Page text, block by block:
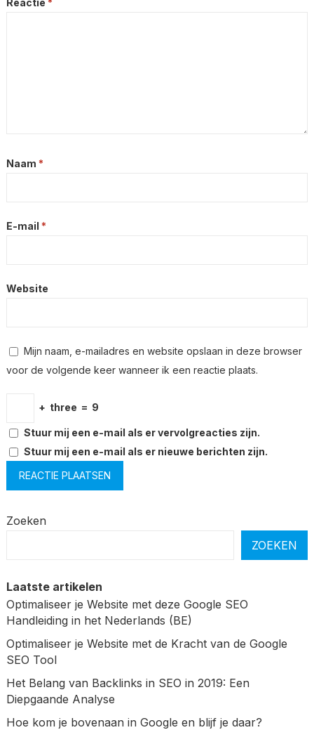
Naam *
E-mail *
Website
Mijn naam, e-mailadres en website opslaan in deze browser
voor de volgende keer wanneer ik een reactie plaats.
+ three = 9
Stuur mij een e-mail als er vervolgreacties zijn.
Stuur mij een e-mail als er nieuwe berichten zijn.
Zoeken
ZOEKEN
Laatste artikelen
Optimaliseer je Website met deze Google SEO
Handleiding in het Nederlands (BE)
Optimaliseer je Website met de Kracht van de Google
SEO Tool
Het Belang van Backlinks in SEO in 2019: Een
Diepgaande Analyse
Hoe kom je bovenaan in Google en blijf je daar?